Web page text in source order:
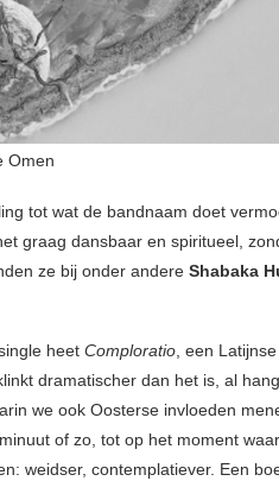
Omen
tot wat de bandnaam doet
graag dansbaar en spiritueel,
ze bij onder andere Shabaka
heet Comploratio , een
dramatischer dan het is, al
we ook Oosterse invloeden
of zo, tot op het moment
weidser, contemplatiever. Een